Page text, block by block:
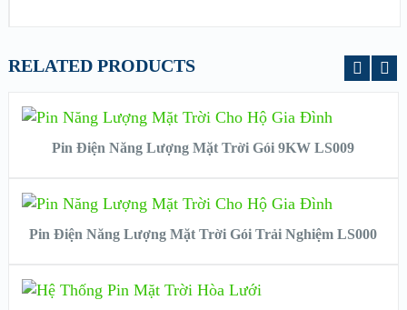
RELATED PRODUCTS
VIEW DETAILS
READ MORE
Pin Điện Năng Lượng Mặt Trời Gói 9KW LS009
VIEW DETAILS
READ MORE
Pin Điện Năng Lượng Mặt Trời Gói Trải Nghiệm LS000
VIEW DETAILS
READ MORE